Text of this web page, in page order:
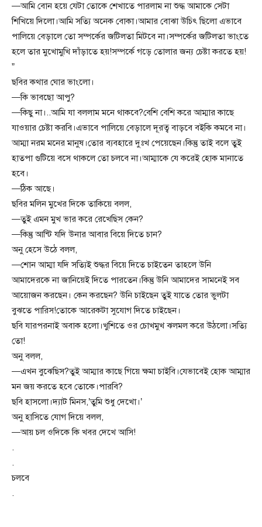
—আমি বোন হয়ে যেটা তোকে শেখাতে পারলাম না শুদ্ধ আমাকে সেটা
শিখিয়ে দিলো।আমি সত্যি অনেক বোকা।আমার বোঝা উচিৎ ছিলো এভাবে
পালিয়ে বেড়ালে তো সম্পর্কের জটিলতা মিটবে না।সম্পর্কের জটিলতা ভাংতে
হলে তার মুখোমুখি দাঁড়াতে হয়!সম্পর্কে গড়ে তোলার জন্য চেষ্টা করতে হয়!
”
ছবির কথার ঘোর ভাংলো।
—কি ভাবছো আপু?
—কিছু না।..আমি যা বললাম মনে থাকবে?বেশি বেশি করে আম্মার কাছে
যাওয়ার চেষ্টা করবি।এভাবে পালিয়ে বেড়ালে দূরত্ব বাড়বে বইকি কমবে না।
আম্মা নরম মনের মানুষ।তোর ব্যবহারে দুঃখ পেয়েছেন।কিন্তু তাই বলে তুই
হাতপা গুটিয়ে বসে থাকলে তো চলবে না।আম্মাকে যে করেই হোক মানাতে
হবে।
—ঠিক আছে।
ছবির মলিন মুখের দিকে তাকিয়ে বলল,
—তুই এমন মুখ ভার করে রেখেছিস কেন?
—কিন্তু আন্টি যদি উনার আবার বিয়ে দিতে চান?
অনু হেসে উঠে বলল,
—শোন আম্মা যদি সত্যিই শুদ্ধর বিয়ে দিতে চাইতেন তাহলে উনি
আমাদেরকে না জানিয়েই দিতে পারতেন।কিন্তু উনি আমাদের সামনেই সব
আয়োজন করছেন। কেন করছেন? উনি চাইছেন তুই যাতে তোর ভুলটা
বুঝতে পারিস!তোকে আরেকটা সুযোগ দিতে চাইছেন।
ছবি যারপরনাই অবাক হলো।খুশিতে ওর চোখমুখ ঝলমল করে উঠলো।সত্যি
তো!
অনু বলল,
—এখন বুঝেছিস?তুই আম্মার কাছে গিয়ে ক্ষমা চাইবি।যেভাবেই হোক আম্মার
মন জয় করতে হবে তোকে।পারবি?
ছবি হাসলো।দ্যাট মিনস,’তুমি শুধু দেখো।’
অনু হাসিতে যোগ দিয়ে বলল,
—আয় চল ওদিকে কি খবর দেখে আসি!
.
.
চলবে
.